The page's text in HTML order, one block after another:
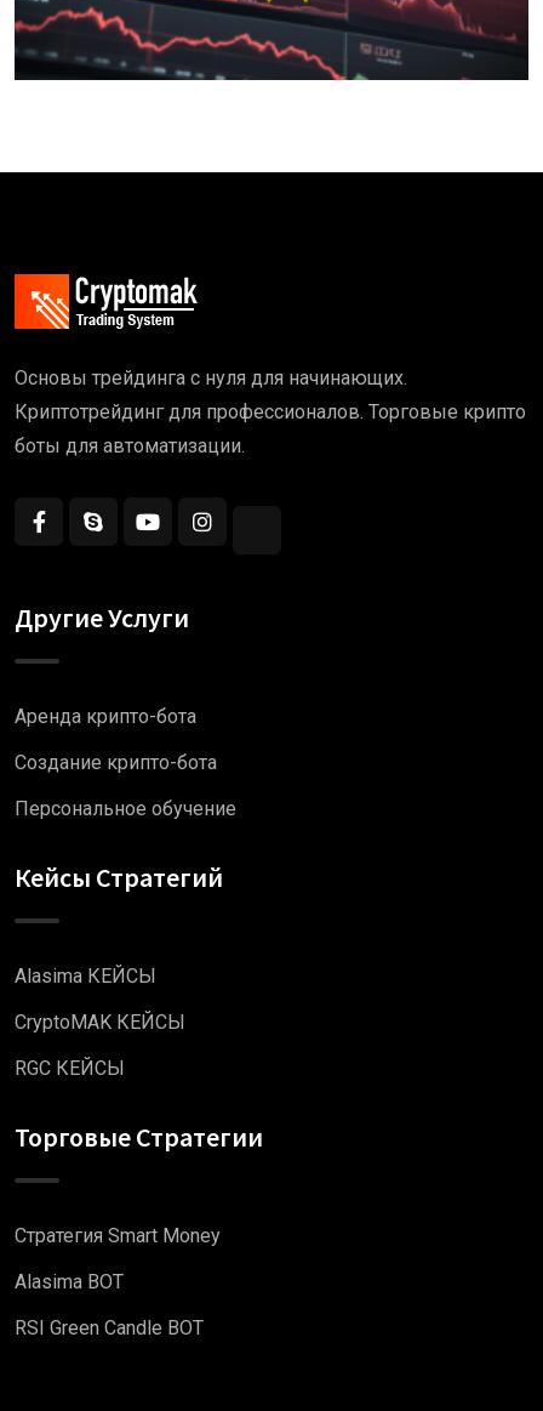
Основы трейдинга с нуля для начинающих.
Криптотрейдинг для профессионалов. Торговые крипто
боты для автоматизации.
Другие Услуги
Аренда крипто-бота
Создание крипто-бота
Персональное обучение
Кейсы Стратегий
Alasima КЕЙСЫ
CryptoMAK КЕЙСЫ
RGC КЕЙСЫ
Торговые Стратегии
Стратегия Smart Money
Alasima BOT
RSI Green Candle BOT